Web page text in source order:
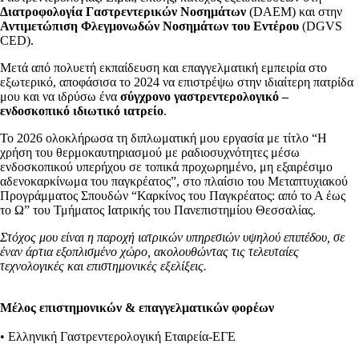
Διατροφολογία Γαστρεντερικών Νοσημάτων (DAEM) και στην
Αντιμετώπιση Φλεγμονωδών Νοσημάτων του Εντέρου (DGVS
CED).
Μετά από πολυετή εκπαίδευση και επαγγελματική εμπειρία στο
εξωτερικό, αποφάσισα το 2024 να επιστρέψω στην ιδιαίτερη πατρίδα
μου και να ιδρύσω ένα σύγχρονο γαστρεντερολογικό –
ενδοσκοπικό ιδιωτικό ιατρείο.
Το 2026 ολοκλήρωσα τη διπλωματική μου εργασία με τίτλο “Η
χρήση του θερμοκαυτηριασμού με ραδιοσυχνότητες μέσω
ενδοσκοπικού υπερήχου σε τοπικά προχωρημένο, μη εξαιρέσιμο
αδενοκαρκίνωμα του παγκρέατος”, στο πλαίσιο του Μεταπτυχιακού
Προγράμματος Σπουδών “Καρκίνος του Παγκρέατος: από το Α έως
το Ω” του Τμήματος Ιατρικής του Πανεπιστημίου Θεσσαλίας.
Στόχος μου είναι η παροχή ιατρικών υπηρεσιών υψηλού επιπέδου, σε
έναν άρτια εξοπλισμένο χώρο, ακολουθώντας τις τελευταίες
τεχνολογικές και επιστημονικές εξελίξεις.
Μέλος επιστημονικών & επαγγελματικών φορέων
• Ελληνική Γαστρεντερολογική Εταιρεία-ΕΓΕ